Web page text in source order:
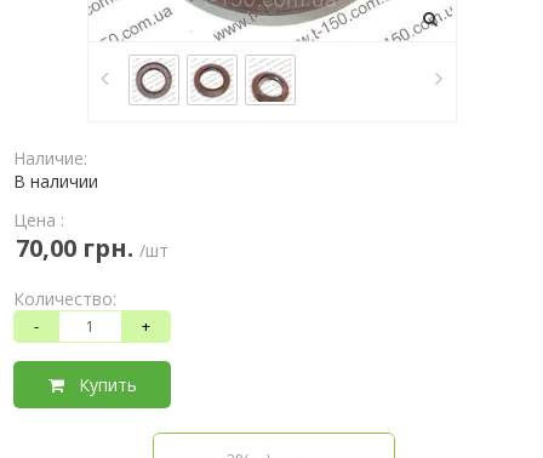
Наличие:
В наличии
Цена :
70,00 грн. /шт
Количество:
- +
Купить